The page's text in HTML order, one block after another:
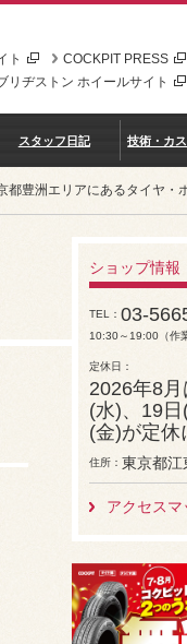
COCKPIT PRESS
ト
リヂストン ホイールサイト
スタッフ日記 技術・カ
豊洲エリアにあるタイヤ・
ショップ情報
TEL 03-
10:30～19:00（作
定休日
2026年8
(水)、19
(金)が定休
住所 東京都江
アクセスマ